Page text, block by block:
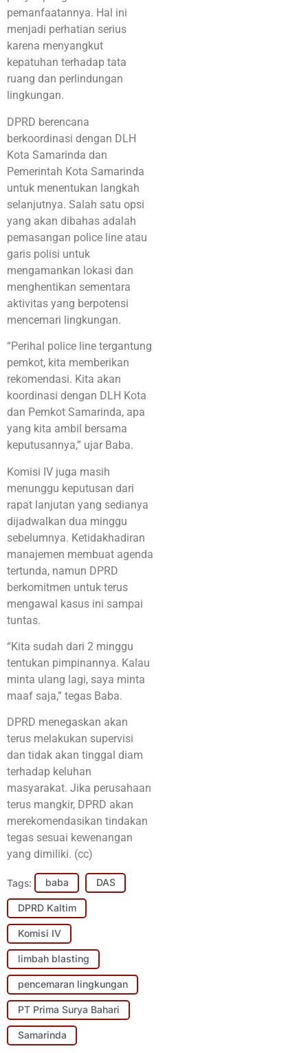
pemanfaatannya. Hal ini
menjadi perhatian serius
karena menyangkut
kepatuhan terhadap tata
ruang dan perlindungan
lingkungan.
DPRD berencana
berkoordinasi dengan DLH
Kota Samarinda dan
Pemerintah Kota Samarinda
untuk menentukan langkah
selanjutnya. Salah satu opsi
yang akan dibahas adalah
pemasangan police line atau
garis polisi untuk
mengamankan lokasi dan
menghentikan sementara
aktivitas yang berpotensi
mencemari lingkungan.
“Perihal police line tergantung
pemkot, kita memberikan
rekomendasi. Kita akan
koordinasi dengan DLH Kota
dan Pemkot Samarinda, apa
yang kita ambil bersama
keputusannya,” ujar Baba.
Komisi IV juga masih
menunggu keputusan dari
rapat lanjutan yang sedianya
dijadwalkan dua minggu
sebelumnya. Ketidakhadiran
manajemen membuat agenda
tertunda, namun DPRD
berkomitmen untuk terus
mengawal kasus ini sampai
tuntas.
“Kita sudah dari 2 minggu
tentukan pimpinannya. Kalau
minta ulang lagi, saya minta
maaf saja,” tegas Baba.
DPRD menegaskan akan
terus melakukan supervisi
dan tidak akan tinggal diam
terhadap keluhan
masyarakat. Jika perusahaan
terus mangkir, DPRD akan
merekomendasikan tindakan
tegas sesuai kewenangan
yang dimiliki. (cc)
Tags: baba DAS
DPRD Kaltim
Komisi IV
limbah blasting
pencemaran lingkungan
PT Prima Surya Bahari
Samarinda